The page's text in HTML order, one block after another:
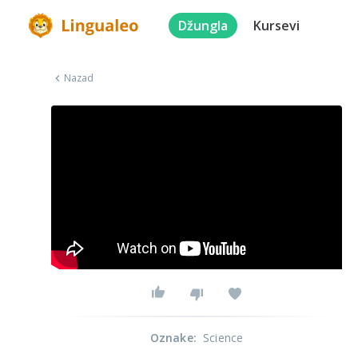
Džungla Kursevi
Nazad
Oznake: Science